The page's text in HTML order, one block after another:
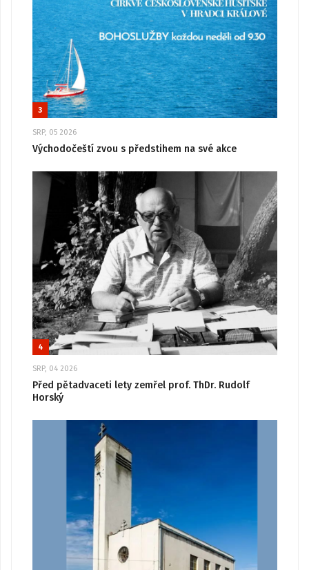
3
SRP, 05 2026
Východočeští zvou s předstihem na své akce
4
SRP, 04 2026
Před pětadvaceti lety zemřel prof. ThDr. Rudolf
Horský